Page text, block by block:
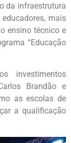
da infraestrutura
mais
ensino técnico e
“Educação
investimentos
Brandão e
as escolas de
a qualificação